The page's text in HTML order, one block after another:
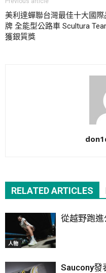
美利達蟬聯台灣最佳十大國際
牌 全能型公路車 Scultura
獲銀質獎
RELATED ARTICLES
人物
從越野跑進
Saucony發